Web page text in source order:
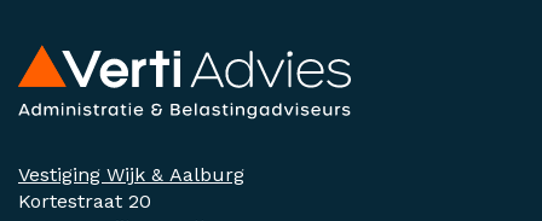
Vestiging Wijk & Aalburg
Kortestraat 20